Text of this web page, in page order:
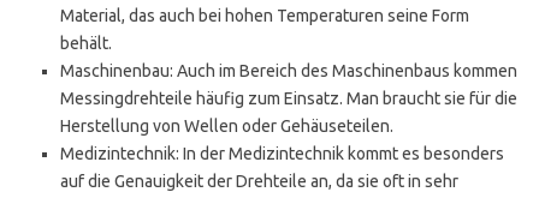
Material, das auch bei hohen Temperaturen seine Form
behält.
Maschinenbau: Auch im Bereich des Maschinenbaus kommen
Messingdrehteile häufig zum Einsatz. Man braucht sie für die
Herstellung von Wellen oder Gehäuseteilen.
Medizintechnik: In der Medizintechnik kommt es besonders
auf die Genauigkeit der Drehteile an, da sie oft in sehr